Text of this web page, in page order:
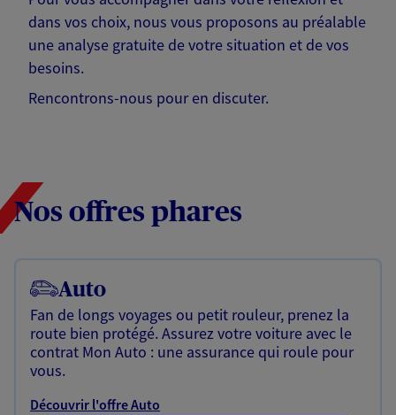
dans vos choix, nous vous proposons au préalable
une analyse gratuite de votre situation et de vos
besoins.
Rencontrons-nous pour en discuter.
Nos offres phares
Auto
Fan de longs voyages ou petit rouleur, prenez la
route bien protégé. Assurez votre voiture avec le
contrat Mon Auto : une assurance qui roule pour
vous.
Découvrir l'offre Auto